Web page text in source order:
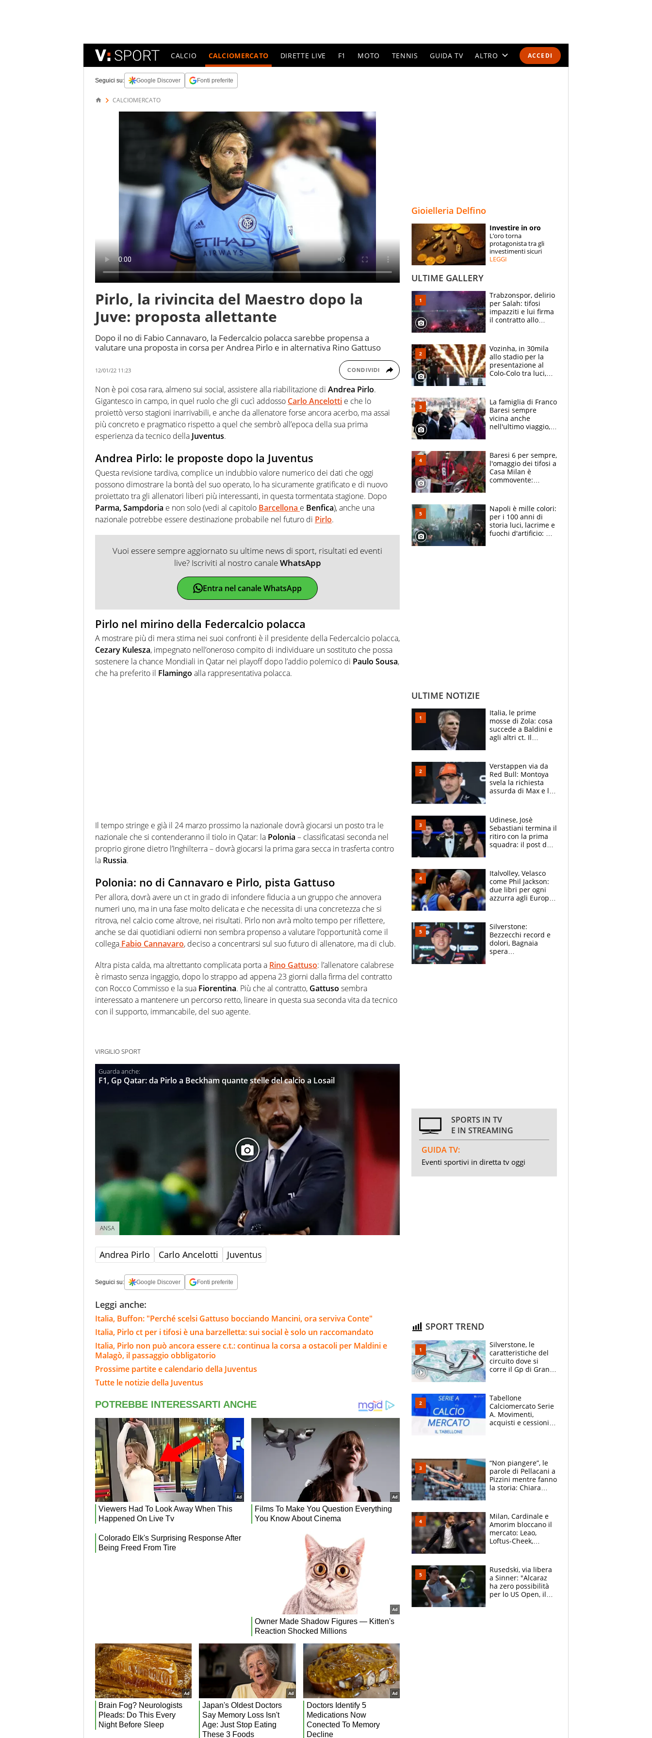
ACCEDI
CALCIO CALCIOMERCATO DIRETTE LIVE F1 MOTO TENNIS GUIDA TV ALTRO
SPECIALI
ESPERTI
Seguici su: Google Discover Fonti preferite
CALCIOMERCATO
Pirlo, la rivincita del Maestro dopo la
Juve: proposta allettante
Dopo il no di Fabio Cannavaro, la Federcalcio polacca sarebbe propensa a
valutare una proposta in corsa per Andrea Pirlo e in alternativa Rino Gattuso
12/01/22 11:23 CONDIVIDI
Non è poi cosa rara, almeno sui social, assistere alla riabilitazione di Andrea Pirlo.
Gigantesco in campo, in quel ruolo che gli cucì addosso Carlo Ancelotti e che lo
proiettò verso stagioni inarrivabili, e anche da allenatore forse ancora acerbo, ma assai
più concreto e pragmatico rispetto a quel che sembrò all’epoca della sua prima
esperienza da tecnico della Juventus.
Andrea Pirlo: le proposte dopo la Juventus
Questa revisione tardiva, complice un indubbio valore numerico dei dati che oggi
possono dimostrare la bontà del suo operato, lo ha sicuramente gratificato e di nuovo
proiettato tra gli allenatori liberi più interessanti, in questa tormentata stagione. Dopo
Parma, Sampdoria e non solo (vedi al capitolo Barcellona e Benfica), anche una
nazionale potrebbe essere destinazione probabile nel futuro di Pirlo.
Vuoi essere sempre aggiornato su ultime news di sport, risultati ed eventi
live? Iscriviti al nostro canaleWhatsApp
Entra nel canale WhatsApp
Pirlo nel mirino della Federcalcio polacca
A mostrare più di mera stima nei suoi confronti è il presidente della Federcalcio polacca,
Cezary Kulesza, impegnato nell’oneroso compito di individuare un sostituto che possa
sostenere la chance Mondiali in Qatar nei playoff dopo l’addio polemico di Paulo Sousa,
che ha preferito il Flamingo alla rappresentativa polacca.
Il tempo stringe e già il 24 marzo prossimo la nazionale dovrà giocarsi un posto tra le
nazionale che si contenderanno il tiolo in Qatar: la Polonia – classificatasi seconda nel
proprio girone dietro l’Inghilterra – dovrà giocarsi la prima gara secca in trasferta contro
la Russia.
Polonia: no di Cannavaro e Pirlo, pista Gattuso
Per allora, dovrà avere un ct in grado di infondere fiducia a un gruppo che annovera
numeri uno, ma in una fase molto delicata e che necessita di una concretezza che si
ritrova, nel calcio come altrove, nei risultati. Pirlo non avrà molto tempo per riflettere,
anche se dai quotidiani odierni non sembra propenso a valutare l’opportunità come il
collega Fabio Cannavaro, deciso a concentrarsi sul suo futuro di allenatore, ma di club.
Altra pista calda, ma altrettanto complicata porta a Rino Gattuso: l’allenatore calabrese
è rimasto senza ingaggio, dopo lo strappo ad appena 23 giorni dalla firma del contratto
con Rocco Commisso e la sua Fiorentina. Più che al contratto, Gattuso sembra
interessato a mantenere un percorso retto, lineare in questa sua seconda vita da tecnico
con il supporto, immancabile, del suo agente.
VIRGILIO SPORT
F1, Gp Qatar: da Pirlo a Beckham quante stelle del calcio a Losail
ANSA
Andrea Pirlo Carlo Ancelotti Juventus
Seguici su: Google Discover Fonti preferite
Leggi anche:
Italia, Buffon: "Perché scelsi Gattuso bocciando Mancini, ora serviva Conte"
Italia, Pirlo ct per i tifosi è una barzelletta: sui social è solo un raccomandato
Italia, Pirlo non può ancora essere c.t.: continua la corsa a ostacoli per Maldini e
Malagò, il passaggio obbligatorio
Prossime partite e calendario della Juventus
Tutte le notizie della Juventus
Gioielleria Delfino
Investire in oro
L’oro torna
protagonista tra gli
investimenti sicuri
LEGGI
ULTIME GALLERY
Trabzonspor, delirio
per Salah: tifosi
impazziti e lui firma
il contratto allo
Vozinha, in 30mila
allo stadio per la
presentazione al
Colo-Colo tra luci,
La famiglia di Franco
Baresi sempre
vicina anche
nell'ultimo viaggio,
circondati
dall'affetto dei tifosi
Baresi 6 per sempre,
l'omaggio dei tifosi a
Casa Milan è
commovente:
bigliettini
Napoli è mille colori:
per i 100 anni di
storia luci, lacrime e
fuochi d'artificio: De
ULTIME NOTIZIE
Italia, le prime
mosse di Zola: cosa
succede a Baldini e
agli altri ct. Il
azzurri
Verstappen via da
Red Bull: Montoya
svela la richiesta
assurda di Max e lo
McLaren siano
meglio?”
Udinese, Josè
Sebastiani termina il
ritiro con la prima
squadra: il post del
sfondo
Italvolley, Velasco
come Phil Jackson:
due libri per ogni
azzurra agli Europei.
Silverstone:
Bezzecchi record e
dolori, Bagnaia
spera
SPORTS IN TV
E IN STREAMING
GUIDA TV:
Eventi sportivi in diretta tv oggi
SPORT TREND
Silverstone, le
caratteristiche del
circuito dove si
corre il Gp di Gran
Tabellone
Calciomercato Serie
A. Movimenti,
acquisti e cessioni:
“Non piangere”, le
parole di Pellacani a
Pizzini mentre fanno
la storia: Chiara
Milan, Cardinale e
Amorim bloccano il
mercato: Leao,
Loftus-Cheek,
Soulè e Osorio nel
mirino
Rusedski, via libera
a Sinner: "Alcaraz
ha zero possibilità
per lo US Open, il